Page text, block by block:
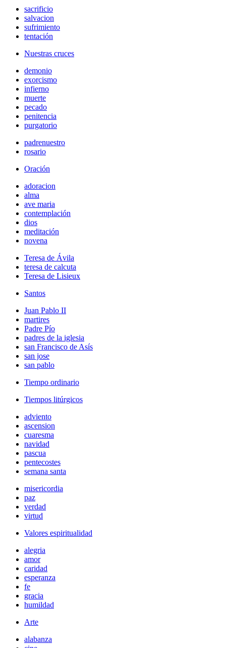
sacrificio
salvacion
sufrimiento
tentación
Nuestras cruces
demonio
exorcismo
infierno
muerte
pecado
penitencia
purgatorio
padrenuestro
rosario
Oración
adoracion
alma
ave maria
contemplación
dios
meditación
novena
Teresa de Ávila
teresa de calcuta
Teresa de Lisieux
Santos
Juan Pablo II
martires
Padre Pío
padres de la iglesia
san Francisco de Asís
san jose
san pablo
Tiempo ordinario
Tiempos litúrgicos
adviento
ascension
cuaresma
navidad
pascua
pentecostes
semana santa
misericordia
paz
verdad
virtud
Valores espiritualidad
alegria
amor
caridad
esperanza
fe
gracia
humildad
Arte
alabanza